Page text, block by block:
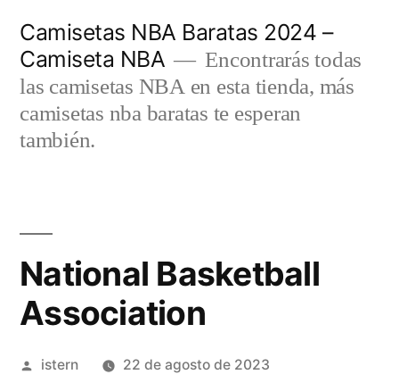
contenido
Camisetas NBA Baratas 2024 –
Camiseta NBA
Encontrarás todas
las camisetas NBA en esta tienda, más
camisetas nba baratas te esperan
también.
National Basketball
Association
Publicado
istern 22 de agosto de 2023